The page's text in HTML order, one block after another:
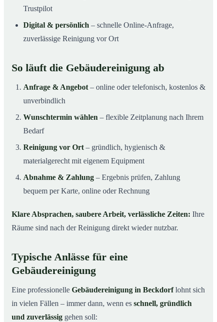
Trustpilot
Digital & persönlich – schnelle Online-Anfrage,
zuverlässige Reinigung vor Ort
So läuft die Gebäudereinigung ab
Anfrage & Angebot – online oder telefonisch, kostenlos &
unverbindlich
Wunschtermin wählen – flexible Zeitplanung nach Ihrem
Bedarf
Reinigung vor Ort – gründlich, hygienisch &
materialgerecht mit eigenem Equipment
Abnahme & Zahlung – Ergebnis prüfen, Zahlung
bequem per Karte, online oder Rechnung
Klare Absprachen, saubere Arbeit, verlässliche Zeiten: Ihre
Räume sind nach der Reinigung direkt wieder nutzbar.
Typische Anlässe für eine
Gebäudereinigung
Eine professionelle Gebäudereinigung in Beckdorflohnt sich
in vielen Fällen – immer dann, wenn es schnell, gründlich
und zuverlässig gehen soll: